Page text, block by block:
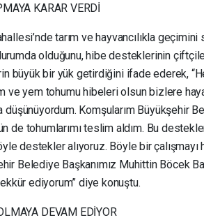
KARAR VERDİ
tarım ve hayvancılıkla
olduğunu, hibe desteklerinin
büyük bir yük getirdiğini ifade ederek,
ve yem tohumu hibeleri olsun bizlere
düşünüyordum. Komşularım Büyükşehir
de tohumlarımı teslim aldım. Bu
destekler alıyoruz. Böyle bir
Belediye Başkanımız Muhittin Böcek
ediyorum” diye konuştu.
DEVAM EDİYOR